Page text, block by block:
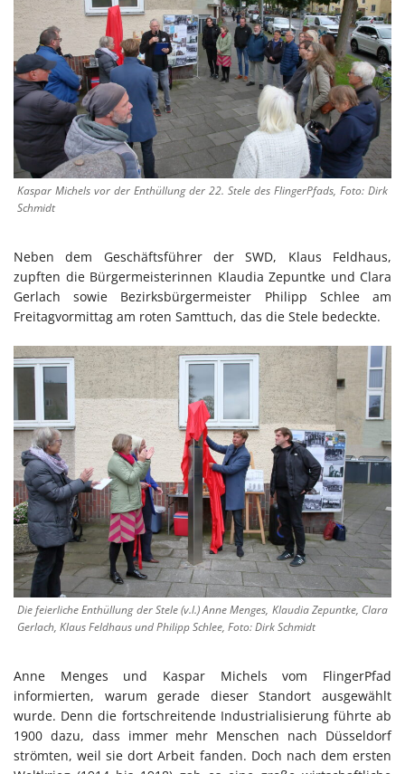
Kaspar Michels vor der Enthüllung der 22. Stele des FlingerPfads, Foto: Dirk
Schmidt
Neben dem Geschäftsführer der SWD, Klaus Feldhaus,
zupften die Bürgermeisterinnen Klaudia Zepuntke und Clara
Gerlach sowie Bezirksbürgermeister Philipp Schlee am
Freitagvormittag am roten Samttuch, das die Stele bedeckte.
Die feierliche Enthüllung der Stele (v.l.) Anne Menges, Klaudia Zepuntke, Clara
Gerlach, Klaus Feldhaus und Philipp Schlee, Foto: Dirk Schmidt
Anne Menges und Kaspar Michels vom FlingerPfad
informierten, warum gerade dieser Standort ausgewählt
wurde. Denn die fortschreitende Industrialisierung führte ab
1900 dazu, dass immer mehr Menschen nach Düsseldorf
strömten, weil sie dort Arbeit fanden. Doch nach dem ersten